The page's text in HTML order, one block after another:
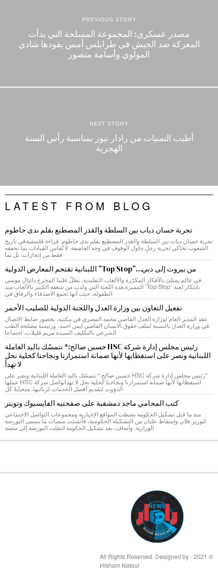
PREVIOUS STORY
مصدر عسكري: المجموعة المسلحة التي بدأت
المعركة ضد الجيش في طرابلس أمس يقودها شادي
المولوي وأسامة منصور
NEXT STORY
أطيب التمنيات من رادار نيوز بمناسبة رأس السنة
الهجرية
LATEST FROM BLOG
تجربة حسان دياب بين السلطة والقدر المصطنع بقلم ندى حاطوم
تجربة حسان دياب بين السلطة والقدر المصطنع بقلم ندى حاطوم: قراءة فلسفيةفي تاريخ
الشعوب تحاكي تجربة رجلٍ حاول الوقوف في وجه العاصفة. لا تُقاس القيادات بما تحققه
فقط من إنجازات، بل بما
من بيروت إلى دبي…”Top Stop” اللبنانية تقتحم المعارض الدولية
في عالم يمتلئ بالأفكار المكرّرة والألعاب التقليدية، يطلّ علينا المخرج دانيال موسى
بابتكار لعبة “Top Stop” المميزة.هذه اللعبة التي ولدت من شغفه الكبير بالألعاب منذ
الطفولة، حيث أنها تجمع الاصدقاء والرفاق في
تفعيل التعاون بين وزارة العدل واللجنة الدولية للصليب الأحمر
عقد المدير العام لوزارة العدل القاضي محمد المصري في مكتبه، بحضور ضابط الاتصال
في وزارة العدل بالنسبة لملف حقوق الانسان القاضي ايمن احمد، ورئيسة مصلحة الطب
الشرعي بالتكليف السيدة مريم قليلات، اجتماعا
رئيس مجلس إدارة شركة HSC حسين صالح:* نتمسّك باليد العاملة
اللبنانية ونصر على استقطابها لأنها ضمانة استمرارنا ونجاحنا كخلية نحل
لا تهدأ
*رئيس مجلس إدارة شركة HSC حسين صالح:* نتمسّك باليد العاملة اللبنانية ونصر على
استقطابها لأنها ضمانة استمرارنا ونجاحنا كخلية نحل لا تهدأتواصل شركة HSC عملها
الدؤوب لتقديم أفضل الخدمات لزبائنها، متحدّيةً كل
كتب المحامي ماجد دمشقية على صفحتيه الفايسبوك وتويتر
منذ ما قبل تشكيل الحكومة نشطت المواقع الإخبارية ومجموعات التواصل الاجتماعي
لتوزير فلان وإسقاط علتان من التشكيلة الحكومية، فأنشئت منصات ما يسمى البورصة
الوزارية. واضاف، بعد تشكيل الحكومة انتقلت البورصة إلى منصة
© 2021 - All Rights Reserved. Designed by
Hisham Natour